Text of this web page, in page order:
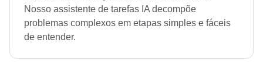
Nosso assistente de tarefas IA decompõe
problemas complexos em etapas simples e fáceis
de entender.